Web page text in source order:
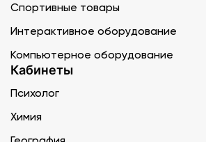
Спортивные товары
Интерактивное оборудование
Компьютерное оборудование
Кабинеты
Психолог
Химия